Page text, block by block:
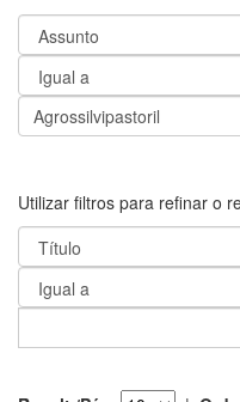
Utilizar filtros para refinar o